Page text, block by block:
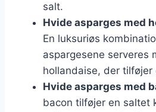
salt.
Hvide asparges med
En luksuriøs
aspargesene serveres
hollandaise, der tilføjer
Hvide asparges med
bacon tilføjer en saltet